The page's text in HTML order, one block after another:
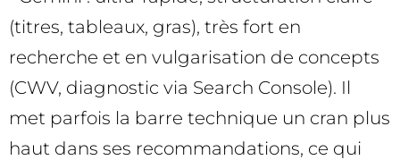
(titres, tableaux, gras), très fort en
recherche et en vulgarisation de concepts
(CWV, diagnostic via Search Console). Il
met parfois la barre technique un cran plus
haut dans ses recommandations, ce qui